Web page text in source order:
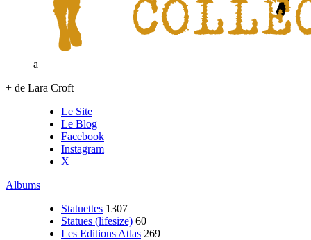
a
+ de Lara Croft
Le Site
Le Blog
Facebook
Instagram
X
Albums
Statuettes 1307
Statues (lifesize) 60
Les Editions Atlas 269